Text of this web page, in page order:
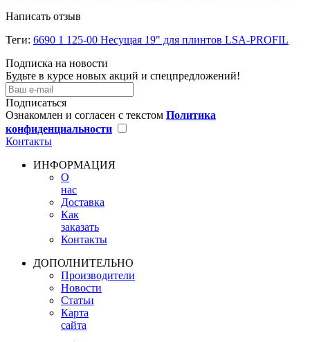
Написать отзыв
Теги: 6690 1 125-00 Несущая 19" для плинтов LSA-PROFIL
Подписка на новости
Будьте в курсе новых акций и спецпредложений!
Подписаться
Ознакомлен и согласен с текстом Политика
конфиденциальности
Контакты
ИНФОРМАЦИЯ
О
нас
Доставка
Как
заказать
Контакты
ДОПОЛНИТЕЛЬНО
Производители
Новости
Статьи
Карта
сайта